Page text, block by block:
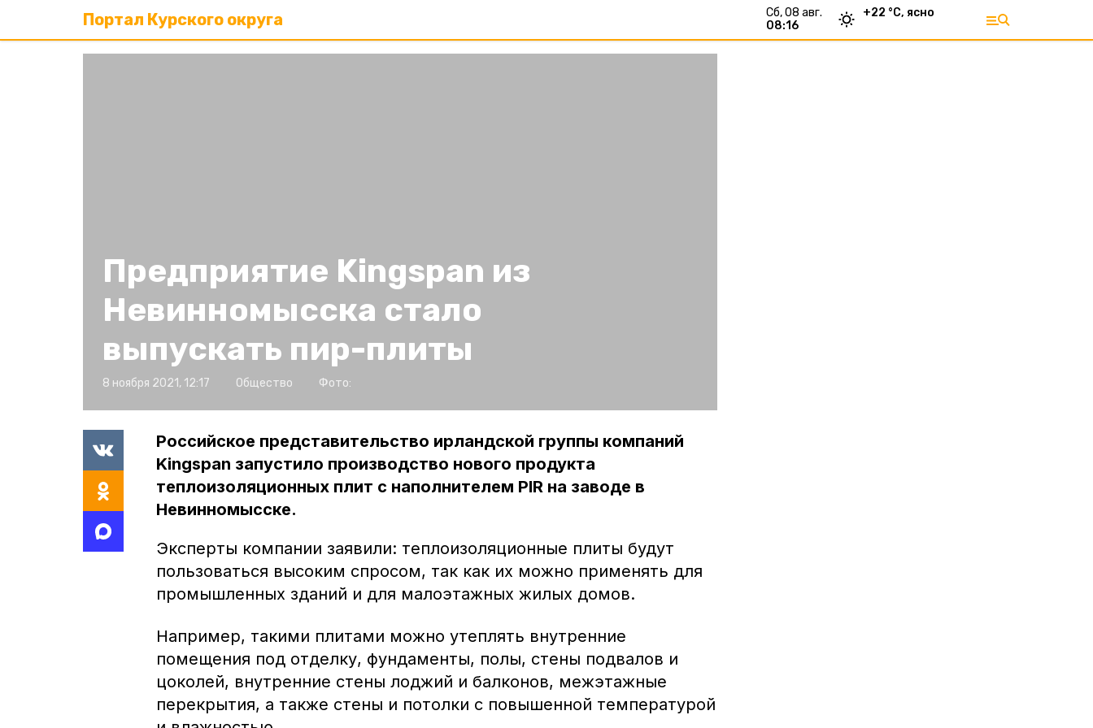
Портал Курского округа
сб, 08 авг.
08:16
+22 °С, ясно
Предприятие Kingspan из
Невинномысска стало
выпускать пир-плиты
8 ноября 2021, 12:17 Общество Фото:
Российское представительство ирландской группы компаний
Kingspan запустило производство нового продукта
теплоизоляционных плит с наполнителем PIR на заводе в
Невинномысске.
Эксперты компании заявили: теплоизоляционные плиты будут
пользоваться высоким спросом, так как их можно применять для
промышленных зданий и для малоэтажных жилых домов.
Например, такими плитами можно утеплять внутренние
помещения под отделку, фундаменты, полы, стены подвалов и
цоколей, внутренние стены лоджий и балконов, межэтажные
перекрытия, а также стены и потолки с повышенной температурой